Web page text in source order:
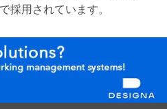
採用されています。